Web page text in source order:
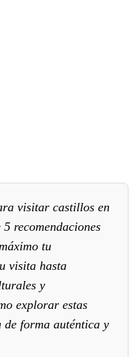
visitar castillos en
recomendaciones
tu
visita hasta
y
explorar estas
forma auténtica y